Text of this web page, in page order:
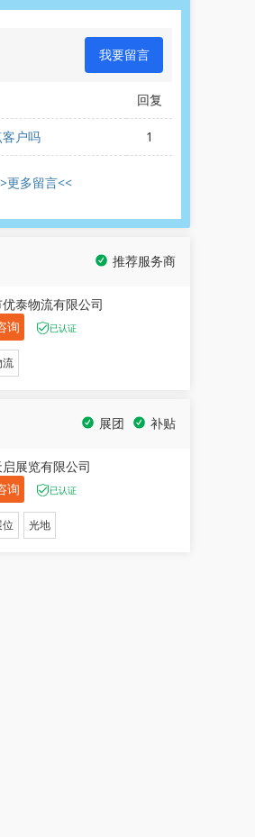
我要留言
回复
户吗 1
更多留言<<
推荐服务商
泰物流有限公司
询
已认证
流
补贴
展团
展览有限公司
询
已认证
光地